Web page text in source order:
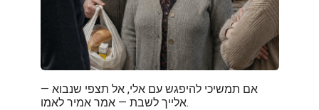
— אם תמשיכי להיפגש עם אלי, אל תצפי שנבוא
אלייך לשבת — אמר אמיר לאמו.